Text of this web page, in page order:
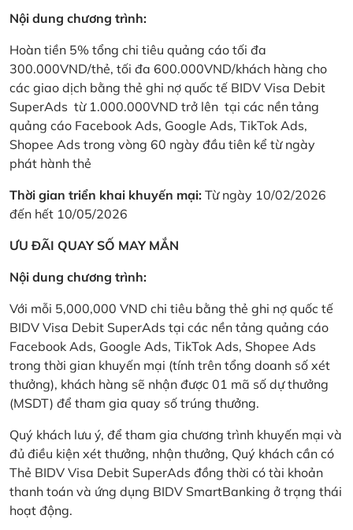
Nội dung chương trình:
Hoàn tiền 5% tổng chi tiêu quảng cáo tối đa
300.000VND/thẻ, tối đa 600.000VND/khách hàng cho
các giao dịch bằng thẻ ghi nợ quốc tế BIDV Visa Debit
SuperAds từ 1.000.000VND trở lên tại các nền tảng
quảng cáo Facebook Ads, Google Ads, TikTok Ads,
Shopee Ads trong vòng 60 ngày đầu tiên kể từ ngày
phát hành thẻ
Thời gian triển khai khuyến mại: Từ ngày 10/02/2026
đến hết 10/05/2026
ƯU ĐÃI QUAY SỐ MAY MẮN
Nội dung chương trình:
Với mỗi 5,000,000 VND chi tiêu bằng thẻ ghi nợ quốc tế
BIDV Visa Debit SuperAds tại các nền tảng quảng cáo
Facebook Ads, Google Ads, TikTok Ads, Shopee Ads
trong thời gian khuyến mại (tính trên tổng doanh số xét
thưởng), khách hàng sẽ nhận được 01 mã số dự thưởng
(MSDT) để tham gia quay số trúng thưởng.
Quý khách lưu ý, để tham gia chương trình khuyến mại và
đủ điều kiện xét thưởng, nhận thưởng, Quý khách cần có
Thẻ BIDV Visa Debit SuperAds đồng thời có tài khoản
thanh toán và ứng dụng BIDV SmartBanking ở trạng thái
hoạt động.